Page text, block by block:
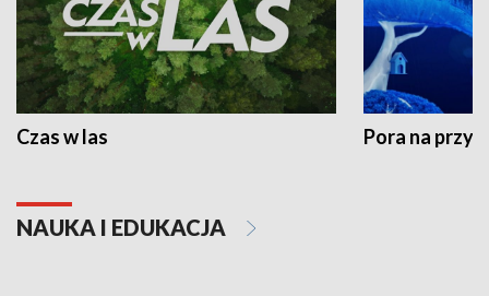
Czas w las Pora na
NAUKA I EDUKACJA